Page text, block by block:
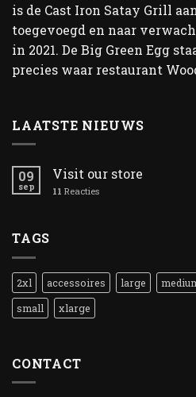
is de Cast Iron Satay Grill
toegevoegd en naar
in 2021. De Big Green Egg
precies waar restaurant
LAATSTE NIEUWS
09
sep
Visit our store
11 Reacties
TAGS
2xl accessoires large
small
xlarge
CONTACT